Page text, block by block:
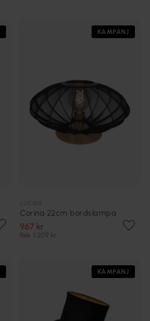
KAMPANJ
Corina 22cm bordslampa
967 kr
Rek. 1 209 kr
KAMPANJ